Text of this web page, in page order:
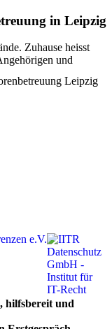
in Leipzig
Zuhause heisst
und
hilfsbereit und